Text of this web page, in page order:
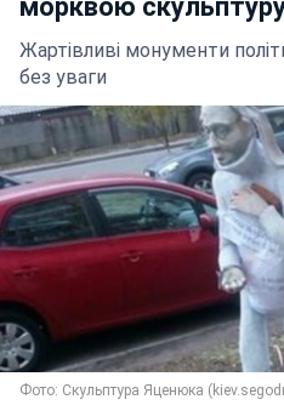
морквою
Жартівливі монументи
без уваги
Фото: Скульптура Яценюка